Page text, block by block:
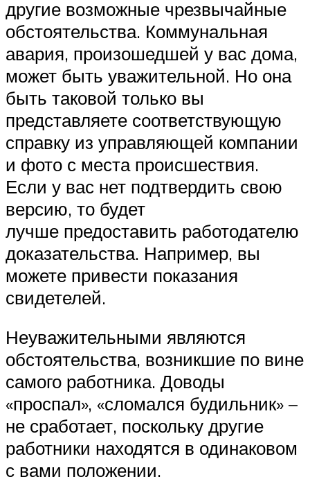
другие возможные чрезвычайные
обстоятельства. Коммунальная
авария, произошедшей у вас дома,
может быть уважительной. Но она
быть таковой только вы
представляете соответствующую
справку из управляющей компании
и фото с места происшествия.
Если у вас нет подтвердить свою
версию, то будет
лучше предоставить работодателю
доказательства. Например, вы
можете привести показания
свидетелей.
Неуважительными являются
обстоятельства, возникшие по вине
самого работника. Доводы
«проспал», «сломался будильник» –
не сработает, поскольку другие
работники находятся в одинаковом
с вами положении.